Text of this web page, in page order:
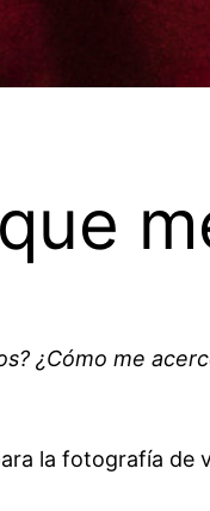
¿Cómo me
la fotografía de